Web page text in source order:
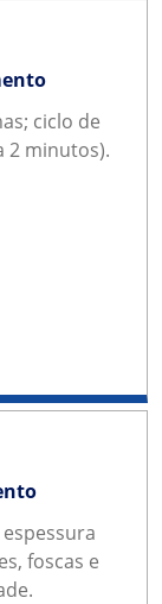
ciclo de
2 minutos).
foscas e